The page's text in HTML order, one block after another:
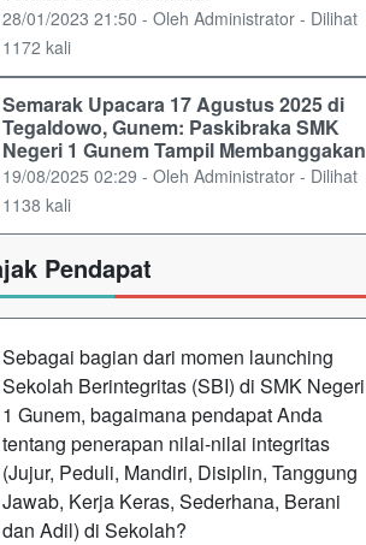
28/01/2023 21:50 - Oleh Administrator - Dilihat
1172 kali
Semarak Upacara 17 Agustus 2025 di
Tegaldowo, Gunem: Paskibraka SMK
Negeri 1 Gunem Tampil Membanggakan
19/08/2025 02:29 - Oleh Administrator - Dilihat
1138 kali
Pendapat
Sebagai bagian dari momen launching
Sekolah Berintegritas (SBI) di SMK Negeri
1 Gunem, bagaimana pendapat Anda
tentang penerapan nilai-nilai integritas
(Jujur, Peduli, Mandiri, Disiplin, Tanggung
Jawab, Kerja Keras, Sederhana, Berani
dan Adil) di Sekolah?